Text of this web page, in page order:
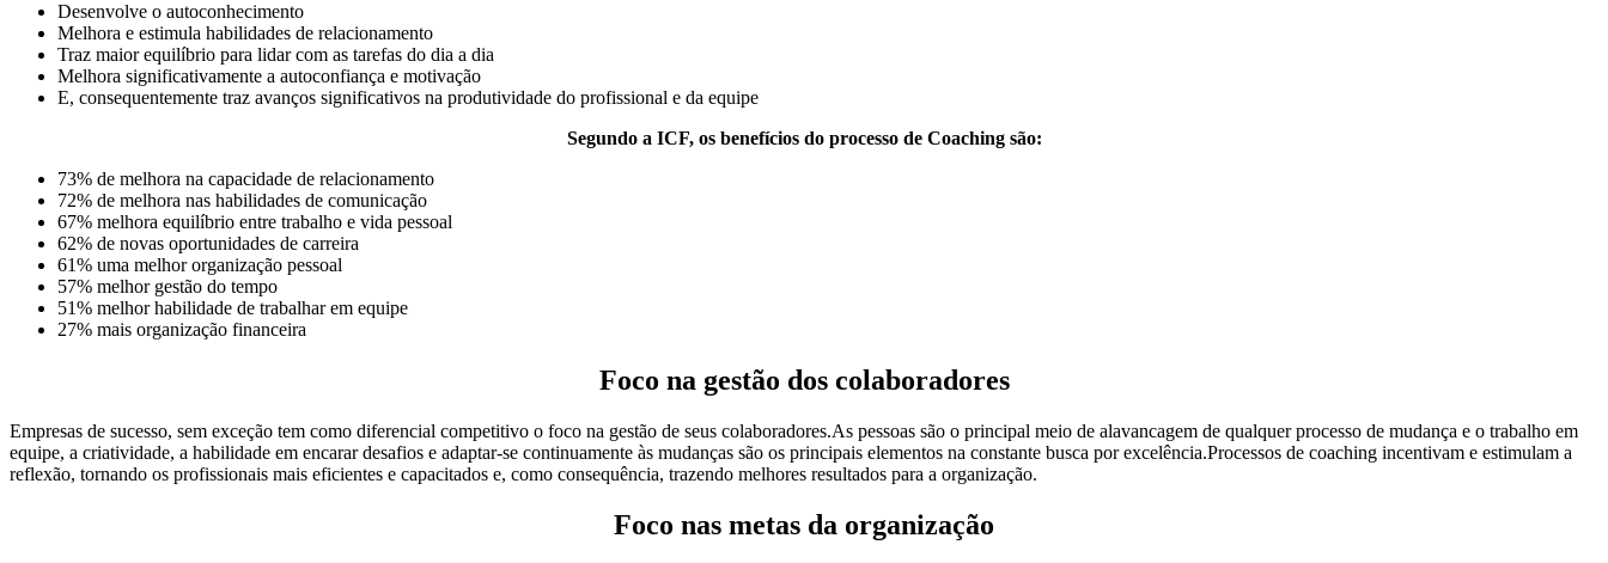
Desenvolve o autoconhecimento
Melhora e estimula habilidades de relacionamento
Traz maior equilíbrio para lidar com as tarefas do dia a dia
Melhora significativamente a autoconfiança e motivação
E, consequentemente traz avanços significativos na produtividade do profissional e da equipe
Segundo a ICF, os benefícios do processo de Coaching são:
73% de melhora na capacidade de relacionamento
72% de melhora nas habilidades de comunicação
67% melhora equilíbrio entre trabalho e vida pessoal
62% de novas oportunidades de carreira
61% uma melhor organização pessoal
57% melhor gestão do tempo
51% melhor habilidade de trabalhar em equipe
27% mais organização financeira
Foco na gestão dos colaboradores
Empresas de sucesso, sem exceção tem como diferencial competitivo o foco na gestão de seus colaboradores.As pessoas são o principal meio de alavancagem de qualquer processo de mudança e o trabalho em
equipe, a criatividade, a habilidade em encarar desafios e adaptar-se continuamente às mudanças são os principais elementos na constante busca por excelência.Processos de coaching incentivam e estimulam a
reflexão, tornando os profissionais mais eficientes e capacitados e, como consequência, trazendo melhores resultados para a organização.
Foco nas metas da organização